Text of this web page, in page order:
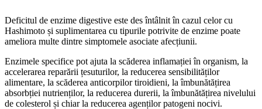
Deficitul de enzime digestive este des întâlnit în cazul celor cu
Hashimoto și suplimentarea cu tipurile potrivite de enzime poate
ameliora multe dintre simptomele asociate afecțiunii.
Enzimele specifice pot ajuta la scăderea inflamației în organism, la
accelerarea reparării țesuturilor, la reducerea sensibilităților
alimentare, la scăderea anticorpilor tiroidieni, la îmbunătățirea
absorbției nutrienților, la reducerea durerii, la îmbunătățirea nivelului
de colesterol și chiar la reducerea agenților patogeni nocivi.